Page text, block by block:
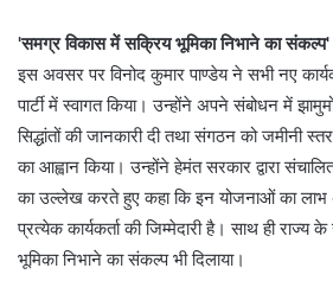
'समग्र विकास में सक्रिय भूमिका निभाने का संकल्प'
इस अवसर पर विनोद कुमार पाण्डेय ने सभी नए
पार्टी में स्वागत किया। उन्होंने अपने संबोधन में
सिद्धांतों की जानकारी दी तथा संगठन को
का आह्वान किया। उन्होंने हेमंत सरकार द्वारा
का उल्लेख करते हुए कहा कि इन योजनाओं का लाभ
प्रत्येक कार्यकर्ता की जिम्मेदारी है। साथ ही
भूमिका निभाने का संकल्प भी दिलाया।